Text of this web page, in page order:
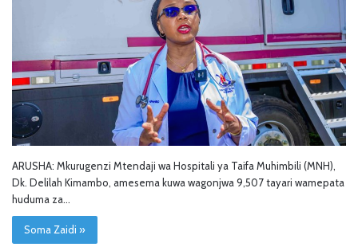
ARUSHA: Mkurugenzi Mtendaji wa Hospitali ya Taifa Muhimbili (MNH),
Dk. Delilah Kimambo, amesema kuwa wagonjwa 9,507 tayari wamepata
huduma za…
Soma Zaidi »